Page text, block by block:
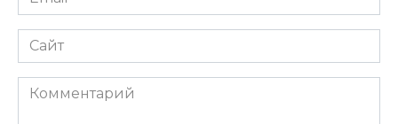
Сайт
Комментарий